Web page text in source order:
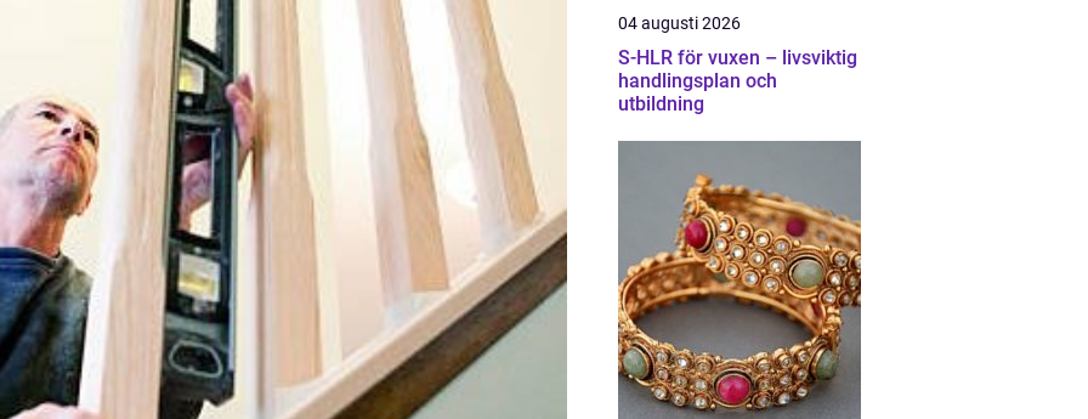
04 augusti 2026
S-HLR för vuxen – livsviktig
handlingsplan och
utbildning